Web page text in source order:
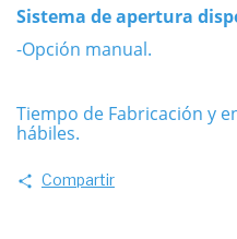
Sistema de apertura
-Opción manual.
Tiempo de Fabricación y
hábiles.
Compartir